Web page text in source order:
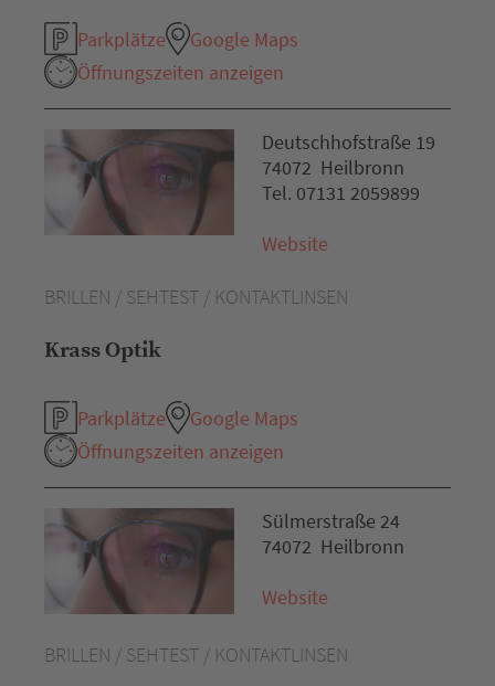
Parkplätze
Google Maps
Öffnungszeiten anzeigen
BRILLEN / SEHTEST / KONTAKTLINSEN
Krass Optik
Parkplätze
Google Maps
Öffnungszeiten anzeigen
Deutschhofstraße 19
74072 Heilbronn
Tel. 07131 2059899
Website
BRILLEN / SEHTEST / KONTAKTLINSEN
Sülmerstraße 24
74072 Heilbronn
Website